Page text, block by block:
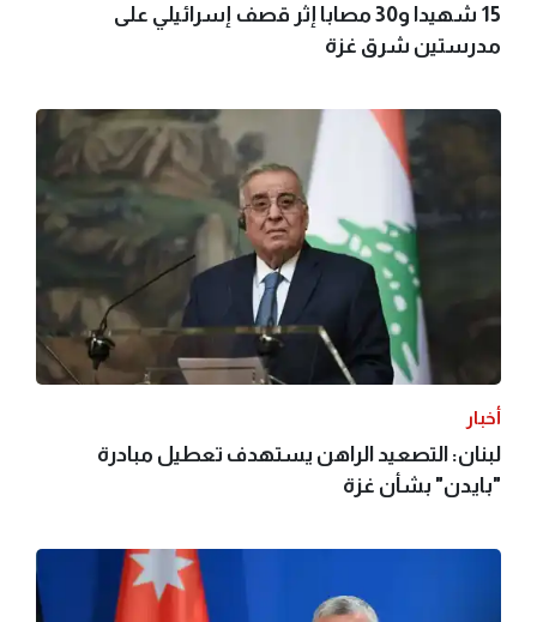
15 شهيدا و30 مصابا إثر قصف إسرائيلي على
مدرستين شرق غزة
أخبار
لبنان: التصعيد الراهن يستهدف تعطيل مبادرة
"بايدن" بشأن غزة